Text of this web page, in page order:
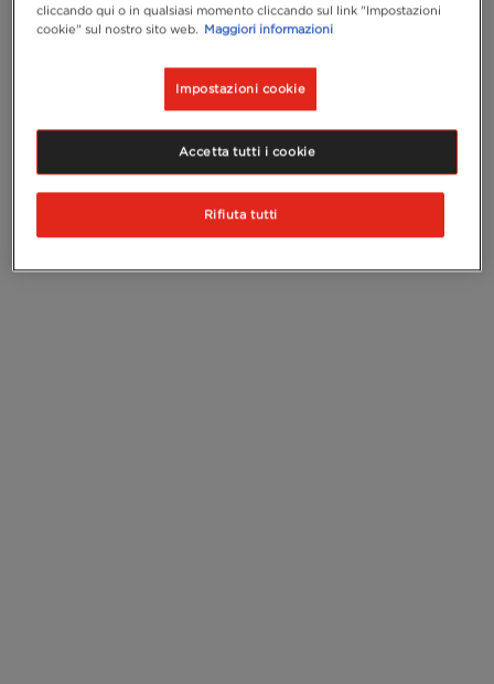
cliccando qui o in qualsiasi momento cliccando sul link "Impostazioni
cookie" sul nostro sito web. Maggiori informazioni
Impostazioni cookie
Rifiuta tutti
Accetta tutti i cookie